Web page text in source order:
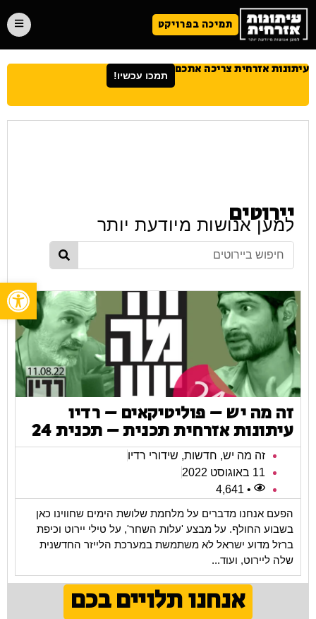
תמיכה בפרויקט
עיתונות אזרחית צריכה אתכם תמכו עכשיו!
יירוטים
למען אנושות מיודעת יותר
זה מה יש – פוליטיקאים – רדיו
עיתונות אזרחית תכנית – תכנית 24
זה מה יש, חדשות, שידורי רדיו
11 באוגוסט 2022
• 4,641
הפעם אנחנו מדברים על מלחמת שלושת הימים שחווינו כאן
בשבוע החולף. על מבצע 'עלות השחר', על טילי יירוט וכיפת
ברזל מדוע ישראל לא משתמשת במערכת הלייזר החדשנית
שלה ליירוט, ועוד...
אנחנו תלויים בכם